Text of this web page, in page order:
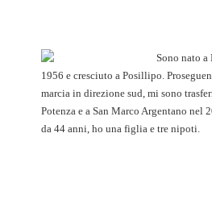
Sono nato
1956 e cresciuto a Posillipo.
marcia in direzione sud, mi sono
Potenza e a San Marco Argentano nel
da 44 anni, ho una figlia e tre nipoti.